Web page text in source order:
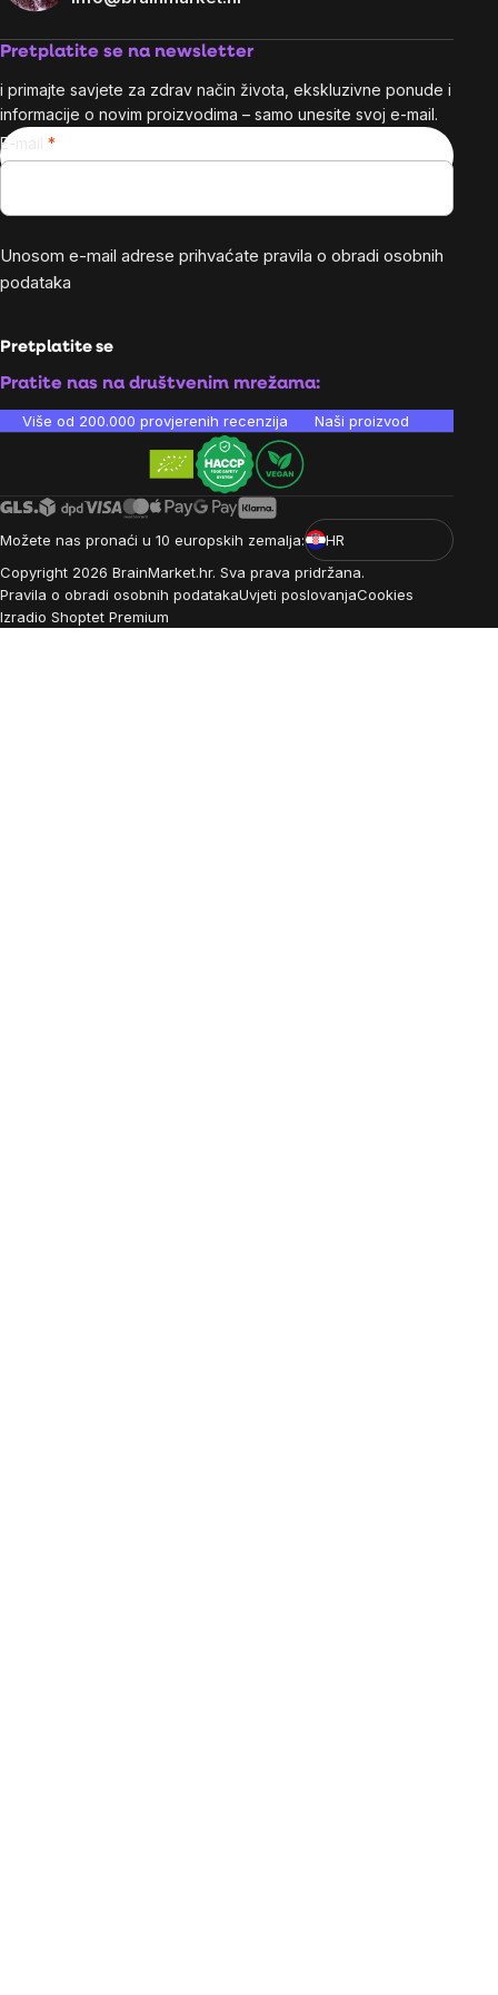
Pretplatite se na newsletter
i primajte savjete za zdrav način života, ekskluzivne ponude i
informacije o novim proizvodima – samo unesite svoj e-mail.
E-mail
Unosom e-mail adrese prihvaćate pravila o obradi osobnih
podataka
Pretplatite se
Pratite nas na društvenim mrežama:
Više od 200.000 provjerenih recenzija Naši proizvodi su
Možete nas pronaći u 10 europskih zemalja:
HR
Copyright 2026 BrainMarket.hr. Sva prava pridržana.
Pravila o obradi osobnih podatakaUvjeti poslovanjaCookies
Izradio Shoptet Premium